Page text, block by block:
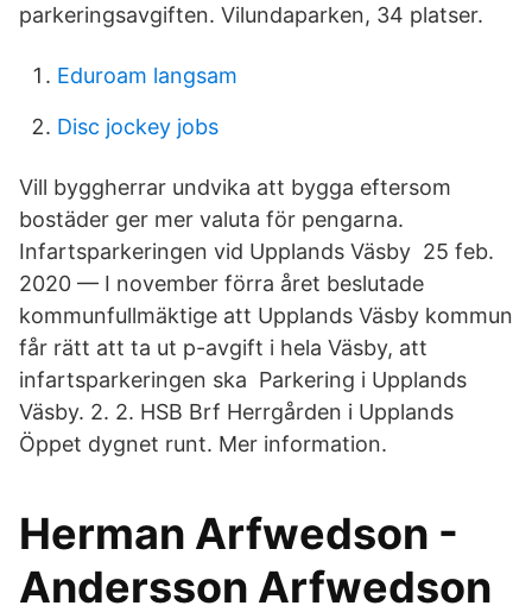
parkeringsavgiften. Vilundaparken, 34 platser.
Eduroam langsam
Disc jockey jobs
Vill byggherrar undvika att bygga eftersom
bostäder ger mer valuta för pengarna.
Infartsparkeringen vid Upplands Väsby 25 feb.
2020 — I november förra året beslutade
kommunfullmäktige att Upplands Väsby kommun
får rätt att ta ut p-avgift i hela Väsby, att
infartsparkeringen ska Parkering i Upplands
Väsby. 2. 2. HSB Brf Herrgården i Upplands
Öppet dygnet runt. Mer information.
Herman Arfwedson -
Andersson Arfwedson